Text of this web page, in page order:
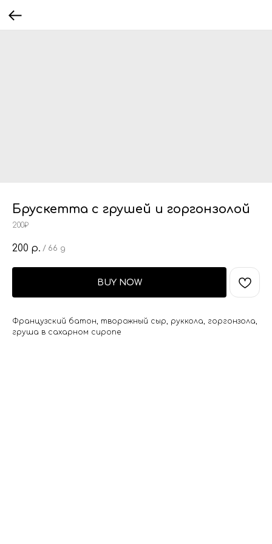
Брускетта с грушей и горгонзолой
200₽
200 р. / 66 g
BUY NOW
Французский батон, творожный сыр, руккола, горгонзола,
груша в сахарном сиропе